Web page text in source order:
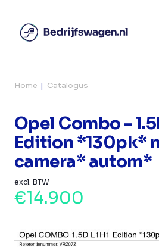
Home Catalogus
Opel Combo -
Edition *130pk*
camera* autom*
excl. BTW
€14.900